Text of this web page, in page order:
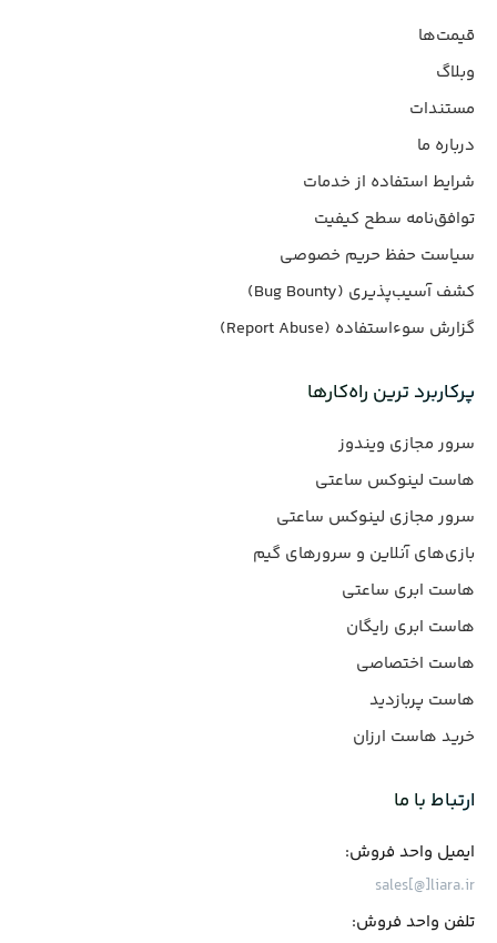
قیمت‌ها
وبلاگ
مستندات
درباره ما
شرایط استفاده از خدمات
توافق‌نامه سطح کیفیت
سیاست حفظ حریم خصوصی
کشف آسیب‌پذیری (Bug Bounty)
گزارش سوءاستفاده (Report Abuse)
پرکاربرد ترین راه‌کارها
سرور مجازی ویندوز
هاست لینوکس ساعتی
سرور مجازی لینوکس ساعتی
بازی‌های آنلاین و سرورهای گیم
هاست ابری ساعتی
هاست ابری رایگان
هاست اختصاصی
هاست پربازدید
خرید هاست ارزان
ارتباط با ما
ایمیل واحد فروش:
sales[@]liara.ir
تلفن واحد فروش: